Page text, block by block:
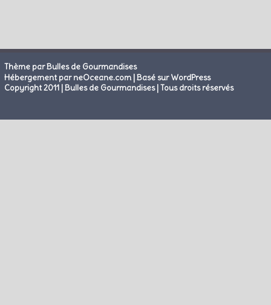
Thème par Bulles de Gourmandises
Hébergement par neOceane.com |Basé sur WordPress
Copyright 2011 | Bulles de Gourmandises | Tous droits réservés